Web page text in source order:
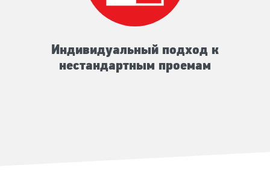
Индивидуальный подход к
нестандартным проемам